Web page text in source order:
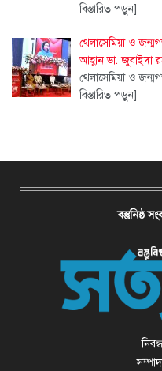
বিস্তারিত পড়ুন]
থেলাসেমিয়া ও
আহ্বান ডা. জুবাইদা
থেলাসেমিয়া ও
বিস্তারিত পড়ুন]
বস্তুনিষ্ঠ